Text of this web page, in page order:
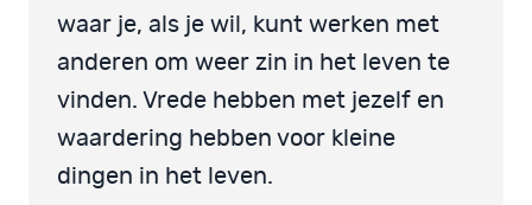
waar je, als je wil, kunt werken met
anderen om weer zin in het leven te
vinden. Vrede hebben met jezelf en
waardering hebben voor kleine
dingen in het leven.